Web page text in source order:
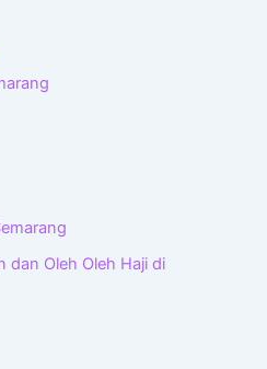
dan Oleh Oleh Haji di